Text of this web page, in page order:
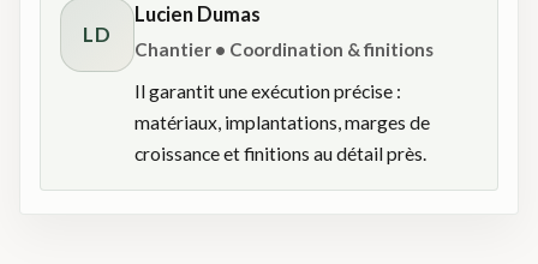
LD
Lucien Dumas
Chantier • Coordination & finitions
Il garantit une exécution précise :
matériaux, implantations, marges de
croissance et finitions au détail près.